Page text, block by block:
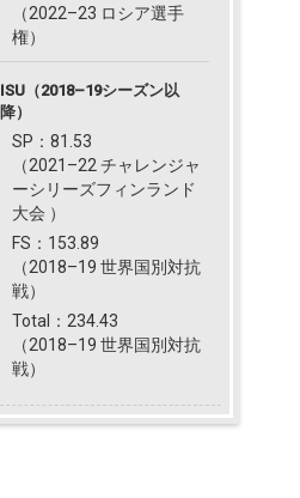
（2022–23 ロシア選手
権）
ISU（2018–19シーズン以
降）
SP：81.53
（2021–22 チャレンジャ
ーシリーズフィンランド
大会 ）
FS：153.89
（2018–19 世界国別対抗
戦）
Total：234.43
（2018–19 世界国別対抗
戦）